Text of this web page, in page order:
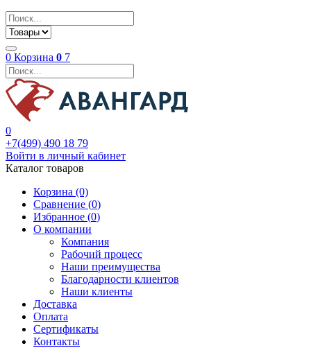
0 Корзина 0 7
0
+7(499) 490 18 79
Войти в личный кабинет
Каталог товаров
Корзина (0)
Сравнение (0)
Избранное (0)
О компании
Компания
Рабочий процесс
Наши преимущества
Благодарности клиентов
Наши клиенты
Доставка
Оплата
Сертификаты
Контакты